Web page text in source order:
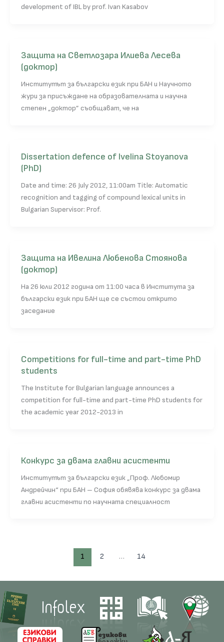
development of IBL by prof. Ivan Kasabov
Защита на Светлозара Илиева Лесева
(доктор)
Институтът за български език при БАН и Научното
жури за присъждане на образователната и научна
степен „доктор” съобщават, че на
Dissertation defence of Ivelina Stoyanova
(PhD)
Date and time: 26 July 2012, 11:00am Title: Automatic
recognition and tagging of compound lexical units in
Bulgarian Supervisor: Prof.
Защита на Ивелина Любенова Стоянова
(доктор)
На 26 юли 2012 година от 11:00 часа в Института за
български език при БАН ще се състои открито
заседание
Competitions for full-time and part-time PhD
students
The Institute for Bulgarian language announces a
competition for full-time and part-time PhD students for
the academic year 2012-2013 in
Конкурс за двама главни асистенти
Институтът за български език „Проф. Любомир
Андрейчин“ при БАН – София обявява конкурс за двама
главни асистенти по научната специалност
1 2 … 14